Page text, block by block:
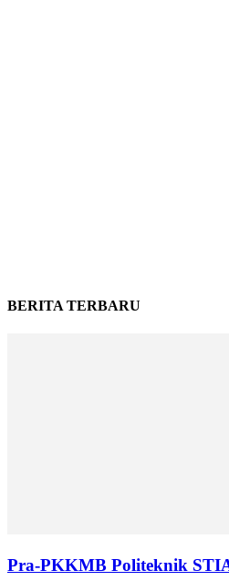
BERITA TERBARU
Pra-PKKMB Politeknik